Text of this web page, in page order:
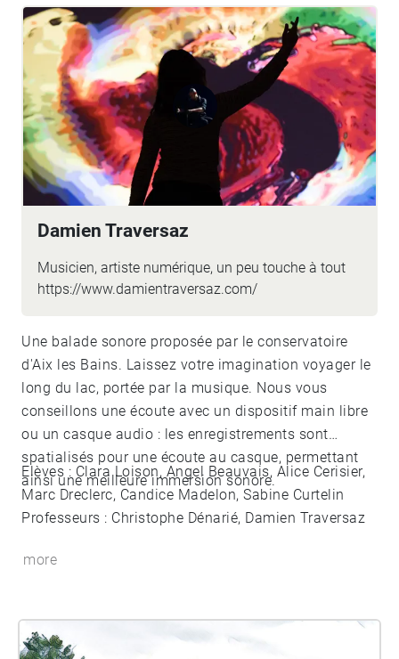
Damien Traversaz
Musicien, artiste numérique, un peu touche à tout
https://www.damientraversaz.com/
Une balade sonore proposée par le conservatoire
d'Aix les Bains. Laissez votre imagination voyager le
long du lac, portée par la musique. Nous vous
conseillons une écoute avec un dispositif main libre
ou un casque audio : les enregistrements sont
spatialisés pour une écoute au casque, permettant
ainsi une meilleure immersion sonore.
Elèves : Clara Loison, Angel Beauvais, Alice Cerisier,
Marc Dreclerc, Candice Madelon, Sabine Curtelin
Professeurs : Christophe Dénarié, Damien Traversaz
more